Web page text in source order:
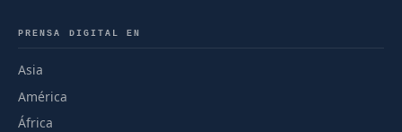
PRENSA DIGITAL EN
Asia
América
África